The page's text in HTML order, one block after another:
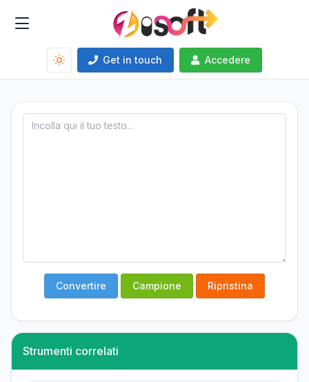
Get in touch Accedere
Convertire Campione Ripristina
Strumenti correlati